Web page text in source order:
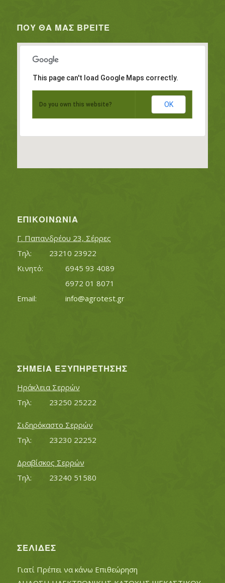
ΠΟΥ ΘΑ ΜΑΣ ΒΡΕΊΤΕ
This page can't load Google Maps correctly.
Do you own this website? OK
ΕΠΙΚΟΙΝΩΝΊΑ
Γ. Παπανδρέου 23, Σέρρες
Τηλ:		23210 23922
Κινητό:		6945 93 4089
			6972 01 8071
info@agrotest.gr
ΣΗΜΕΊΑ ΕΞΥΠΗΡΈΤΗΣΗΣ
Ηράκλεια Σερρών
Τηλ:		23250 25222
Σιδηρόκαστο Σερρών
Τηλ:		23230 22252
Δραβίσκος Σερρών
Τηλ:		23240 51580
ΣΕΛΊΔΕΣ
Γιατί Πρέπει να κάνω Επιθεώρηση